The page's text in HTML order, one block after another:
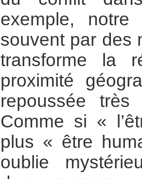
exemple, notre
souvent par des
transforme la
proximité
repoussée
Comme si «
plus « être
oublie